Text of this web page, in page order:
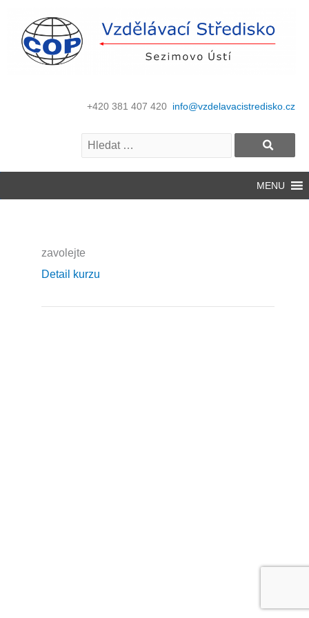
+420 381 407 420 info@vzdelavacistredisko.cz
MENU
zavolejte
Detail kurzu